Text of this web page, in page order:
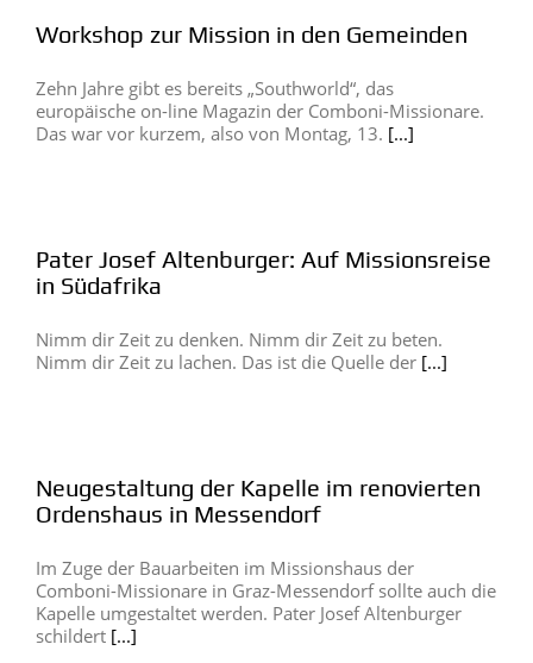
Workshop zur Mission in den Gemeinden
Zehn Jahre gibt es bereits „Southworld“, das
europäische on-line Magazin der Comboni-Missionare.
Das war vor kurzem, also von Montag, 13. [...]
Pater Josef Altenburger: Auf Missionsreise
in Südafrika
Nimm dir Zeit zu denken. Nimm dir Zeit zu beten.
Nimm dir Zeit zu lachen. Das ist die Quelle der [...]
Neugestaltung der Kapelle im renovierten
Ordenshaus in Messendorf
Im Zuge der Bauarbeiten im Missionshaus der
Comboni-Missionare in Graz-Messendorf sollte auch die
Kapelle umgestaltet werden. Pater Josef Altenburger
schildert [...]